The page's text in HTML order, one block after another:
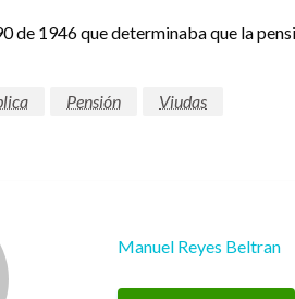
de 1946 que determinaba que la
Pensión Viudas
Manuel Reyes Beltran